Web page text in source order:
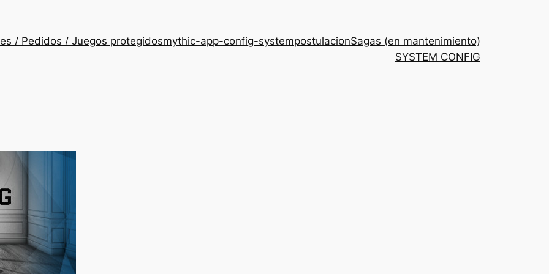
/ Pedidos / Juegos protegidosmythic-app-config-systempostulacionSagas (en mantenimiento)
SYSTEM CONFIG